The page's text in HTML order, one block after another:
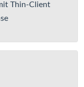
Thin-Client